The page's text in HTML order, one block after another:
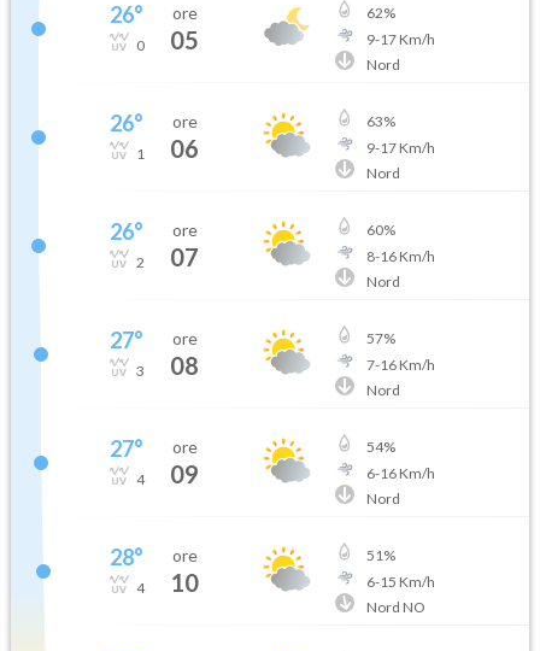
26°
0
ore
05
62%
9-17Km/h
Nord
26°
1
ore
06
63%
9-17Km/h
Nord
26°
2
ore
07
60%
8-16Km/h
Nord
27°
3
ore
08
57%
7-16Km/h
Nord
27°
4
ore
09
54%
6-16Km/h
Nord
28°
4
ore
10
51%
6-15 Km/h
Nord NO